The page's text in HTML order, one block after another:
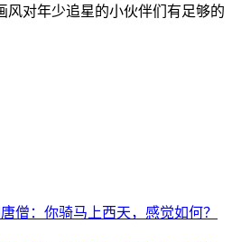
风对年少追星的小伙伴们有足够的